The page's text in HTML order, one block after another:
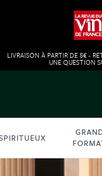
LIVRAISON À PARTIR DE 8€ -
UNE QUESTION